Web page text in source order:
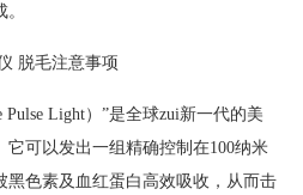
脱毛注意事项
Light）”是全球zui新一代的美
可以发出一组精确控制在100纳米
黑色素及血红蛋白高效吸收，从而击